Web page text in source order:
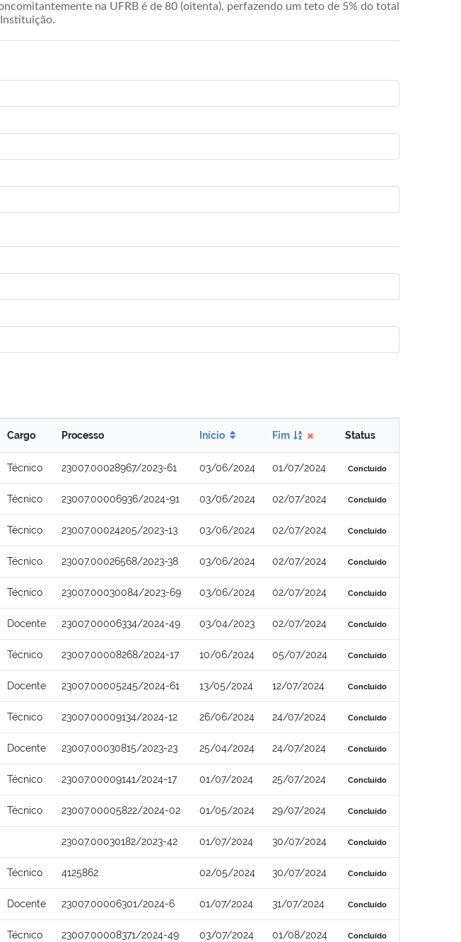
na UFRB é de 80 (oitenta), perfazendo um teto de 5% do total
Cargo Processo Início Fim Status
Técnico 23007.00028967/2023-61 03/06/2024 01/07/2024 Concluído
Técnico 23007.00006936/2024-91 03/06/2024 02/07/2024 Concluído
Técnico 23007.00024205/2023-13 03/06/2024 02/07/2024 Concluído
Técnico 23007.00026568/2023-38 03/06/2024 02/07/2024 Concluído
Técnico 23007.00030084/2023-69 03/06/2024 02/07/2024 Concluído
Docente 23007.00006334/2024-49 03/04/2023 02/07/2024 Concluído
Técnico 23007.00008268/2024-17 10/06/2024 05/07/2024 Concluído
Docente 23007.00005245/2024-61 13/05/2024 12/07/2024 Concluído
Técnico 23007.00009134/2024-12 26/06/2024 24/07/2024 Concluído
Docente 23007.00030815/2023-23 25/04/2024 24/07/2024 Concluído
Técnico 23007.00009141/2024-17 01/07/2024 25/07/2024 Concluído
Técnico 23007.00005822/2024-02 01/05/2024 29/07/2024 Concluído
23007.00030182/2023-42 01/07/2024 30/07/2024 Concluído
Técnico 4125862 02/05/2024 30/07/2024 Concluído
Docente 23007.00006301/2024-6 01/07/2024 31/07/2024 Concluído
Técnico 23007.00008371/2024-49 03/07/2024 01/08/2024 Concluído